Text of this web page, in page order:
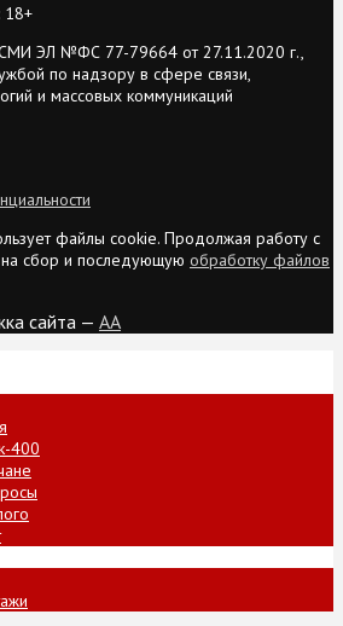
18+
ЭЛ №ФС 77-79664 от 27.11.2020 г.,
по надзору в сфере связи,
и массовых коммуникаций
файлы cookie. Продолжая работу с
на сбор и последующую обработку файлов
сайта — AA
400